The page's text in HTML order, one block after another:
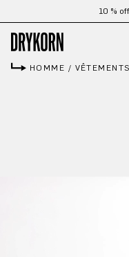
Passer au contenu principal
Livraison
HOMME / VÊTEMENTS